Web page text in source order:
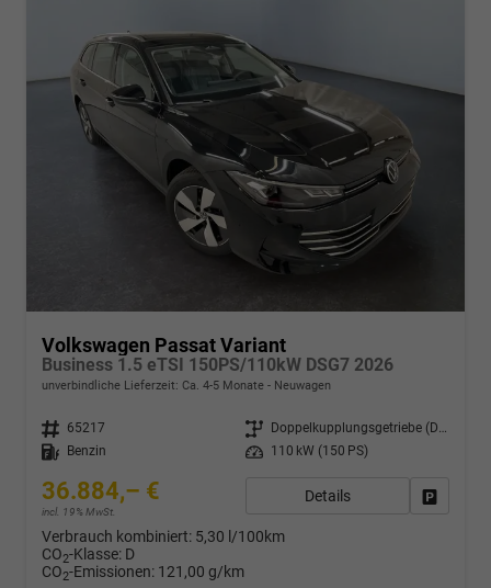
Volkswagen Passat Variant
Business 1.5 eTSI 150PS/110kW DSG7 2026
unverbindliche Lieferzeit: Ca. 4-5 Monate Neuwagen
Fahrzeugnr. 65217 Getriebe
Doppelkupplungsgetriebe (DSG)
Kraftstoff
Benzin Leistung 110 kW (150 PS)
36.884,– €
incl. 19% MwSt.
Details
Verbrauch kombiniert: 5,30 l/100km
CO2-Klasse: D
CO2-Emissionen: 121,00 g/km